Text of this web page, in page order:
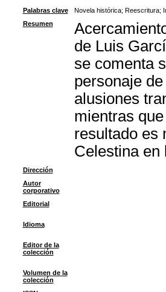
Palabras clave Novela histórica; Reescritura;
Resumen
de Luis
se comenta
personaje
alusiones
mientras
resultado es
Celestina en
Dirección
Autor
corporativo
Editorial
Idioma
Editor de la
colección
Volumen de la
colección